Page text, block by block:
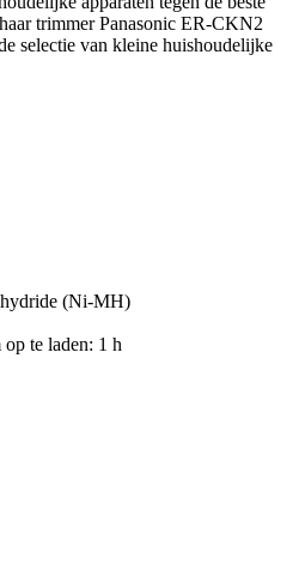
trimmer Panasonic ER-CKN2
selectie van kleine huishoudelijke
(Ni-MH)
te laden: 1 h